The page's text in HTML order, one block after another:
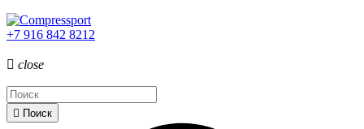
+7 916 842 8212
 close
 Поиск